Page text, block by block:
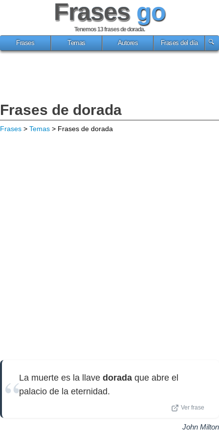
Frases go
Tenemos 13frases de dorada.
Frases
Temas Autores Frases del día
Frases de dorada
Frases > Temas > Frases de dorada
La muerte es la llave dorada que abre el
palacio de la eternidad.
Ver frase
John Milton